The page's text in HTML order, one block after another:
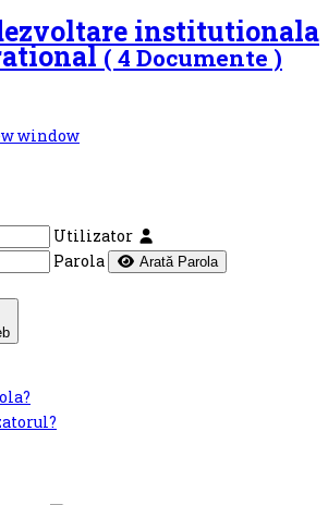
institutionala
( 4 Documente )
window
Utilizator
Parola
Arată Parola